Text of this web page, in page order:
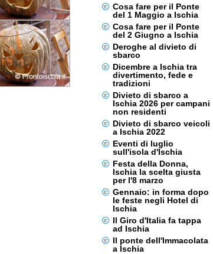
Cosa fare per il Ponte
del 1 Maggio a Ischia
Cosa fare per il Ponte
del 2 Giugno a Ischia
Deroghe al divieto di
sbarco
Dicembre a Ischia tra
divertimento, fede e
tradizioni
Divieto di sbarco a
Ischia 2026 per campani
non residenti
Divieto di sbarco veicoli
a Ischia 2022
Eventi di luglio
sull'isola d'Ischia
Festa della Donna,
Ischia la scelta giusta
per l'8 marzo
Gennaio: in forma dopo
le feste negli Hotel di
Ischia
Il Giro d'Italia fa tappa
ad Ischia
Il ponte dell'Immacolata
a Ischia